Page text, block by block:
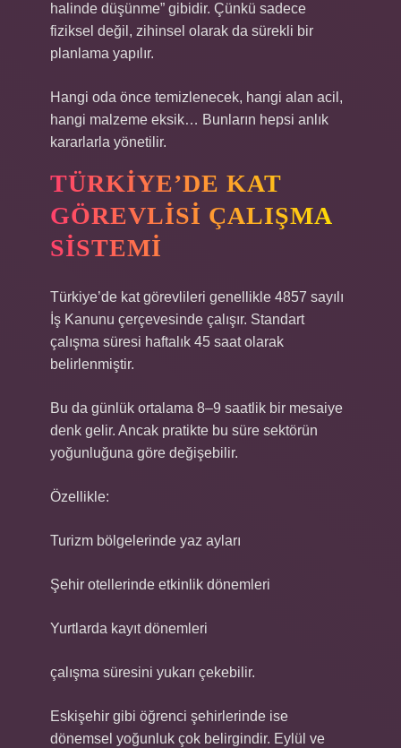
halinde düşünme” gibidir. Çünkü sadece
fiziksel değil, zihinsel olarak da sürekli bir
planlama yapılır.
Hangi oda önce temizlenecek, hangi alan acil,
hangi malzeme eksik… Bunların hepsi anlık
kararlarla yönetilir.
TÜRKIYE’DE KAT
GÖREVLISI ÇALIŞMA
SISTEMI
Türkiye’de kat görevlileri genellikle 4857 sayılı
İş Kanunu çerçevesinde çalışır. Standart
çalışma süresi haftalık 45 saat olarak
belirlenmiştir.
Bu da günlük ortalama 8–9 saatlik bir mesaiye
denk gelir. Ancak pratikte bu süre sektörün
yoğunluğuna göre değişebilir.
Özellikle:
Turizm bölgelerinde yaz ayları
Şehir otellerinde etkinlik dönemleri
Yurtlarda kayıt dönemleri
çalışma süresini yukarı çekebilir.
Eskişehir gibi öğrenci şehirlerinde ise
dönemsel yoğunluk çok belirgindir. Eylül ve